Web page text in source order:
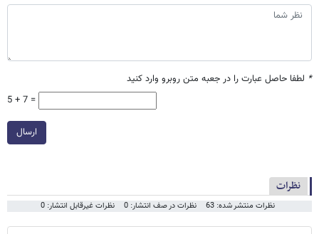
* لطفا حاصل عبارت را در جعبه متن روبرو وارد کنید
5 + 7 =
ارسال
نظرات
نظرات منتشر شده: 63 نظرات در صف انتشار: 0 نظرات غیرقابل انتشار: 0